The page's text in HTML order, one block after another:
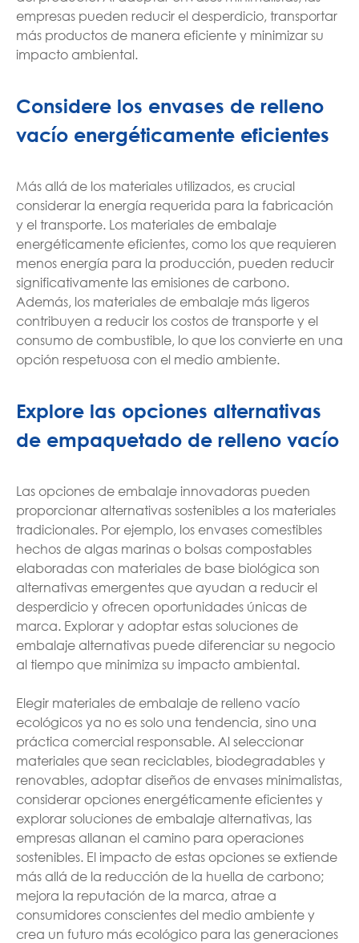
empresas pueden reducir el desperdicio, transportar
más productos de manera eficiente y minimizar su
impacto ambiental.
Considere los envases de relleno
vacío energéticamente eficientes
Más allá de los materiales utilizados, es crucial
considerar la energía requerida para la fabricación
y el transporte. Los materiales de embalaje
energéticamente eficientes, como los que requieren
menos energía para la producción, pueden reducir
significativamente las emisiones de carbono.
Además, los materiales de embalaje más ligeros
contribuyen a reducir los costos de transporte y el
consumo de combustible, lo que los convierte en una
opción respetuosa con el medio ambiente.
Explore las opciones alternativas
de empaquetado de relleno vacío
Las opciones de embalaje innovadoras pueden
proporcionar alternativas sostenibles a los materiales
tradicionales. Por ejemplo, los envases comestibles
hechos de algas marinas o bolsas compostables
elaboradas con materiales de base biológica son
alternativas emergentes que ayudan a reducir el
desperdicio y ofrecen oportunidades únicas de
marca. Explorar y adoptar estas soluciones de
embalaje alternativas puede diferenciar su negocio
al tiempo que minimiza su impacto ambiental.
Elegir materiales de embalaje de relleno vacío
ecológicos ya no es solo una tendencia, sino una
práctica comercial responsable. Al seleccionar
materiales que sean reciclables, biodegradables y
renovables, adoptar diseños de envases minimalistas,
considerar opciones energéticamente eficientes y
explorar soluciones de embalaje alternativas, las
empresas allanan el camino para operaciones
sostenibles. El impacto de estas opciones se extiende
más allá de la reducción de la huella de carbono;
mejora la reputación de la marca, atrae a
consumidores conscientes del medio ambiente y
crea un futuro más ecológico para las generaciones